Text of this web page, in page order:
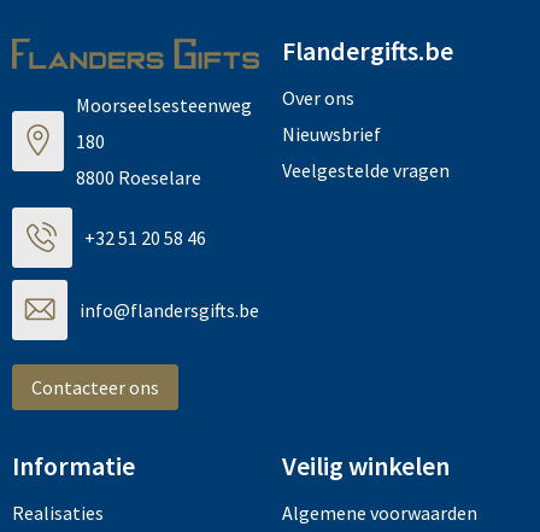
Moorseelsesteenweg
180
8800 Roeselare
+32 51 20 58 46
info@flandersgifts.be
Contacteer ons
Flandergifts.be
Over ons
Nieuwsbrief
Veelgestelde vragen
Informatie
Realisaties
Veilig winkelen
Algemene voorwaarden